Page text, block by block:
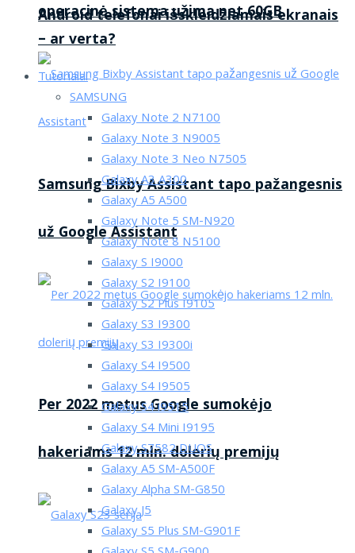
operacinė sistema užima net 60GB
Samsung Bixby Assistant tapo pažangesnis
už Google Assistant
Per 2022 metus Google sumokėjo
hakeriams 12 mln. dolerių premijų
Android telefonai išskleidžiamais ekranais
– ar verta?
Tutorialai
SAMSUNG
Galaxy Note 2 N7100
Galaxy Note 3 N9005
Galaxy Note 3 Neo N7505
Galaxy A3 A300
Galaxy A5 A500
Galaxy Note 5 SM-N920
Galaxy Note 8 N5100
Galaxy S I9000
Galaxy S2 I9100
Galaxy S2 Plus I9105
Galaxy S3 I9300
Galaxy S3 I9300i
Galaxy S4 I9500
Galaxy S4 I9505
Galaxy S4 i9515
Galaxy S4 Mini I9195
Galaxy S7582 DUOS
Galaxy A5 SM-A500F
Galaxy Alpha SM-G850
Galaxy J5
Galaxy S5 Plus SM-G901F